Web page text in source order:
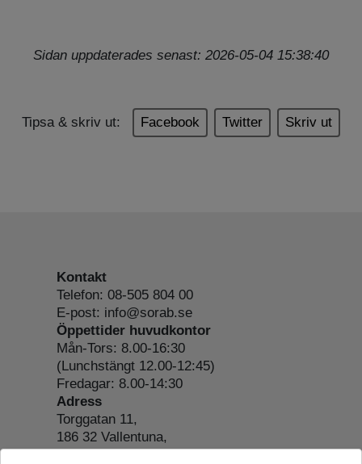
Sidan uppdaterades senast: 2026-05-04 15:38:40
Tipsa & skriv ut: Facebook Twitter Skriv ut
Kontakt
Telefon: 08-505 804 00
E-post: info@sorab.se
Öppettider huvudkontor
Mån-Tors: 8.00-16:30
(Lunchstängt 12.00-12:45)
Fredagar: 8.00-14:30
Adress
Torggatan 11,
186 32 Vallentuna,
Org.nr: 556197-4022